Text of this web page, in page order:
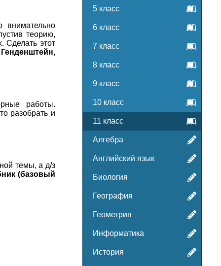
внимательно
теорию,
Сделать этот
работы.
разобрать и
темы, а д/з
(базовый
5 класс
6 класс
7 класс
8 класс
9 класс
10 класс
11 класс
Алгебра
Английский язык
Биология
География
Геометрия
Информатика
История